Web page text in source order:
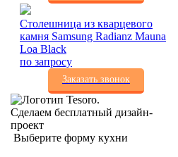
Столешница из кварцевого
камня Samsung Radianz Mauna
Loa Black
по запросу
Заказать звонок
Сделаем бесплатный дизайн-
проект
Выберите форму кухни